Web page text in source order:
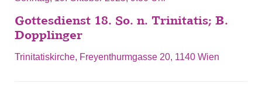
Gottesdienst 18. So. n. Trinitatis; B.
Dopplinger
Trinitatiskirche, Freyenthurmgasse 20, 1140 Wien